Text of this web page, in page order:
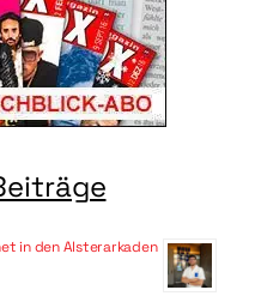
in den Alsterarkaden